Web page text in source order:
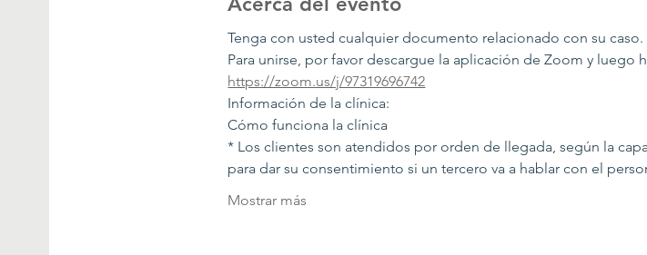
Tenga con usted cualquier documento relacionado con su caso.
Para unirse, por favor descargue la aplicación de Zoom y luego
https://zoom.us/j/97319696742
Información de la clínica:
Cómo funciona la clínica
* Los clientes son atendidos por orden de llegada, según la
para dar su consentimiento si un tercero va a hablar con el
Mostrar más